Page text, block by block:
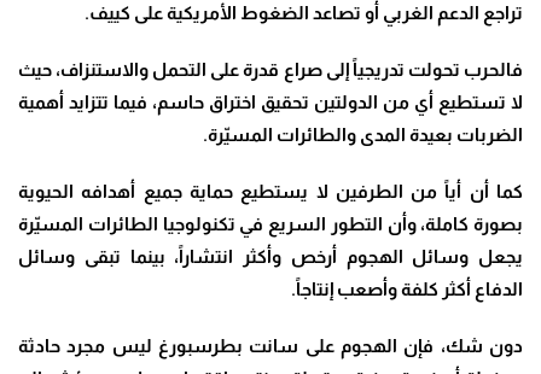
تراجع الدعم الغربي أو تصاعد الضغوط الأمريكية على كييف.
فالحرب تحولت تدريجياً إلى صراع قدرة على التحمل والاستنزاف، حيث
لا تستطيع أي من الدولتين تحقيق اختراق حاسم، فيما تتزايد أهمية
الضربات بعيدة المدى والطائرات المسيّرة.
كما أن أياً من الطرفين لا يستطيع حماية جميع أهدافه الحيوية
بصورة كاملة، وأن التطور السريع في تكنولوجيا الطائرات المسيّرة
يجعل وسائل الهجوم أرخص وأكثر انتشاراً، بينما تبقى وسائل
الدفاع أكثر كلفة وأصعب إنتاجاً.
دون شك، فإن الهجوم على سانت بطرسبورغ ليس مجرد حادثة